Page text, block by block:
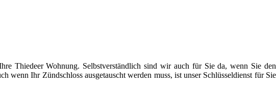
Thiedeer Wohnung. Selbstverständlich sind wir auch für Sie da, wenn Sie den
wenn Ihr Zündschloss ausgetauscht werden muss, ist unser Schlüsseldienst für Sie